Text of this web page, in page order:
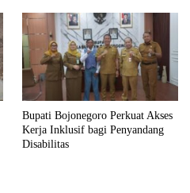
Bupati Bojonegoro Perkuat Akses
Kerja Inklusif bagi Penyandang
Disabilitas